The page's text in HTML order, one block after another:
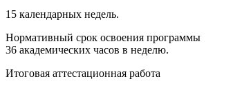
15 календарных недель.
Нормативный срок освоения программы
36 академических часов в неделю.
Итоговая аттестационная работа